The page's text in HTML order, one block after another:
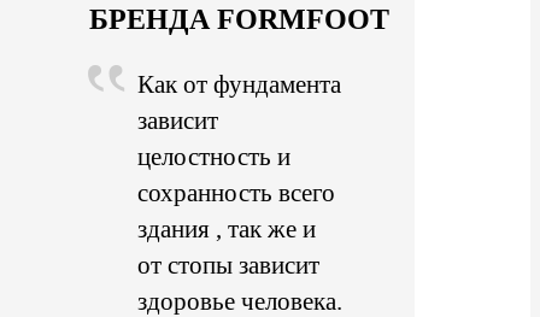
БРЕНДА FORMFOOT
Как от фундамента
зависит
целостность и
сохранность всего
здания , так же и
от стопы зависит
здоровье человека.